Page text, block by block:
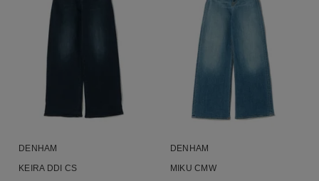
DENHAM
KEIRA DDI CS
DENHAM
MIKU CMW